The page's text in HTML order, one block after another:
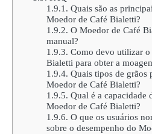
1.9.1. Quais são as
Moedor de Café Bialetti?
1.9.2. O Moedor de Café
manual?
1.9.3. Como devo utilizar o
Bialetti para obter a
1.9.4. Quais tipos de grãos
Moedor de Café Bialetti?
1.9.5. Qual é a capacidade
Moedor de Café Bialetti?
1.9.6. O que os usuários
sobre o desempenho do